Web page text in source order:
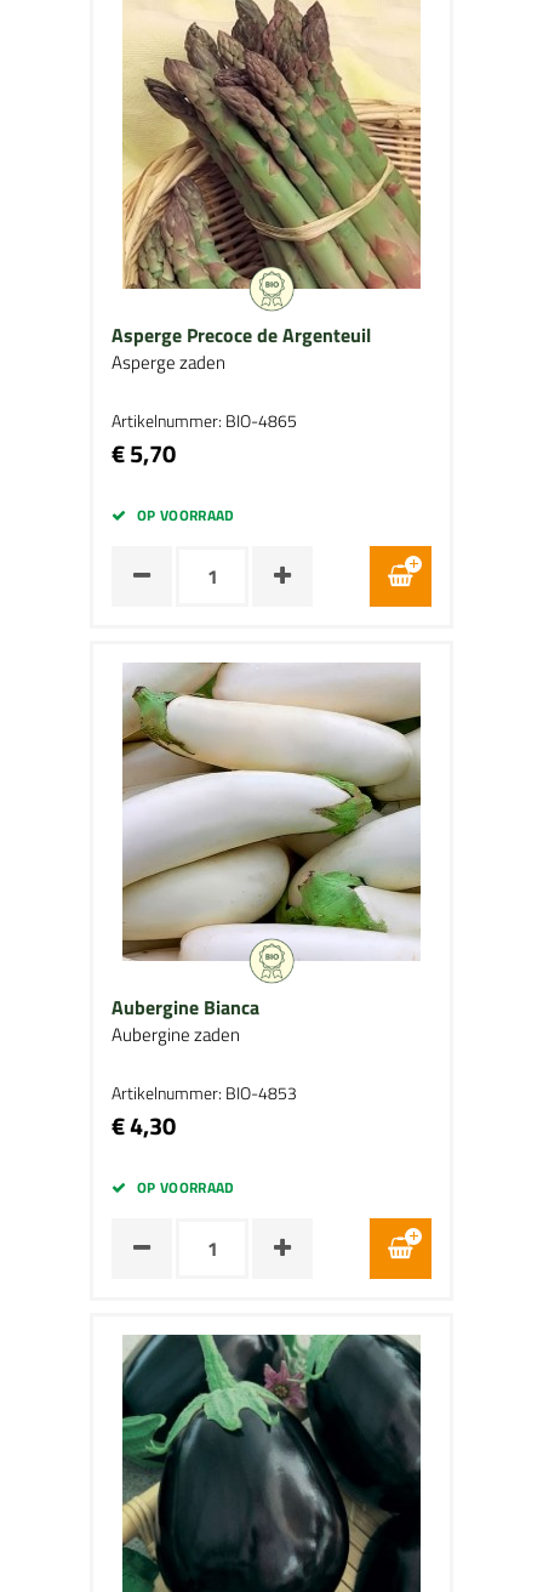
Asperge Precoce de Argenteuil
Asperge zaden
Artikelnummer: BIO-4865
€ 5,70
OP VOORRAAD
Aubergine Bianca
Aubergine zaden
Artikelnummer: BIO-4853
€ 4,30
OP VOORRAAD